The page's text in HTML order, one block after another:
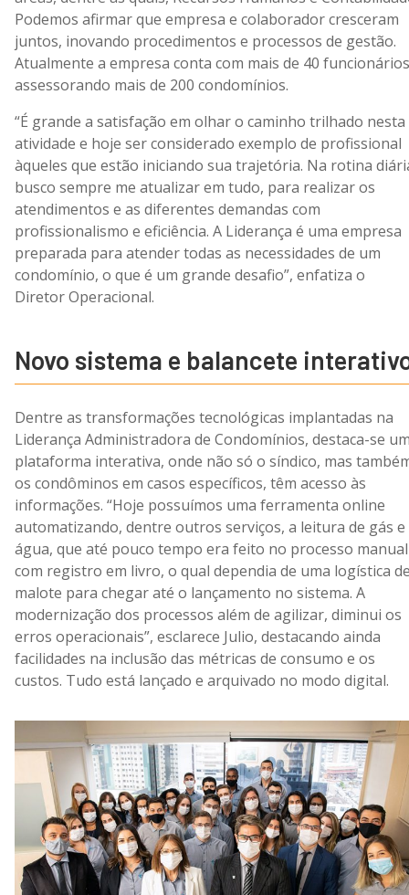
Podemos afirmar que empresa e colaborador cresceram
juntos, inovando procedimentos e processos de gestão.
Atualmente a empresa conta com mais de 40
assessorando mais de 200 condomínios.
“É grande a satisfação em olhar o caminho trilhado nesta
atividade e hoje ser considerado exemplo de profissional
àqueles que estão iniciando sua trajetória. Na rotina
busco sempre me atualizar em tudo, para realizar os
atendimentos e as diferentes demandas com
profissionalismo e eficiência. A Liderança é uma empresa
preparada para atender todas as necessidades de um
condomínio, o que é um grande desafio”, enfatiza o
Diretor Operacional.
Novo sistema e balancete
Dentre as transformações tecnológicas implantadas na
Liderança Administradora de Condomínios, destaca-se
plataforma interativa, onde não só o síndico, mas
os condôminos em casos específicos, têm acesso às
informações. “Hoje possuímos uma ferramenta online
automatizando, dentre outros serviços, a leitura de gás e
água, que até pouco tempo era feito no processo manual
com registro em livro, o qual dependia de uma logística
malote para chegar até o lançamento no sistema. A
modernização dos processos além de agilizar, diminui os
erros operacionais”, esclarece Julio, destacando ainda
facilidades na inclusão das métricas de consumo e os
custos. Tudo está lançado e arquivado no modo digital.